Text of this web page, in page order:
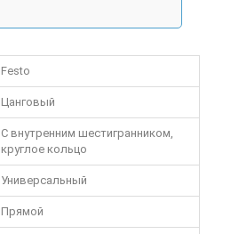
Festo
Цанговый
С внутренним шестигранником,
круглое кольцо
Универсальный
Прямой